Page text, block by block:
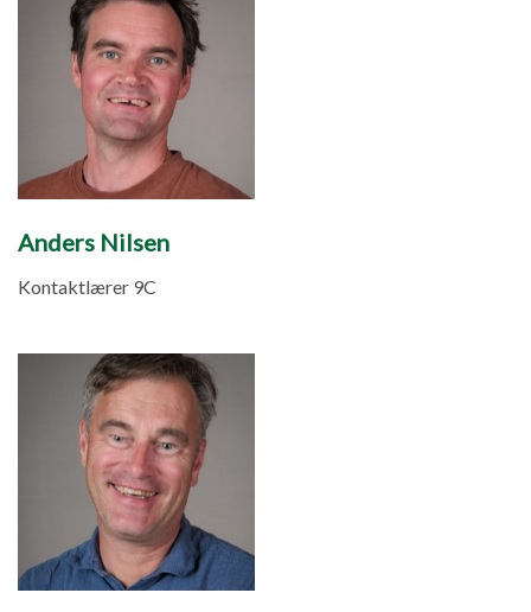
Anders Nilsen
Kontaktlærer 9C